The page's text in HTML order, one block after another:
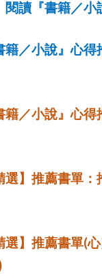
閱讀『書籍／小
籍／小說』心得
籍／小說』心得
選】推薦書單：
選】推薦書單(